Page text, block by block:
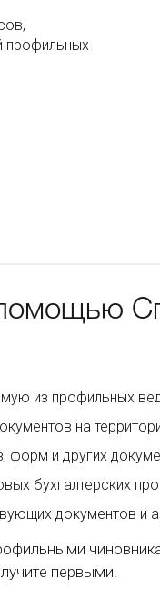
профильных
из профильных
на
форм и других
бухгалтерских
документов и
первыми.